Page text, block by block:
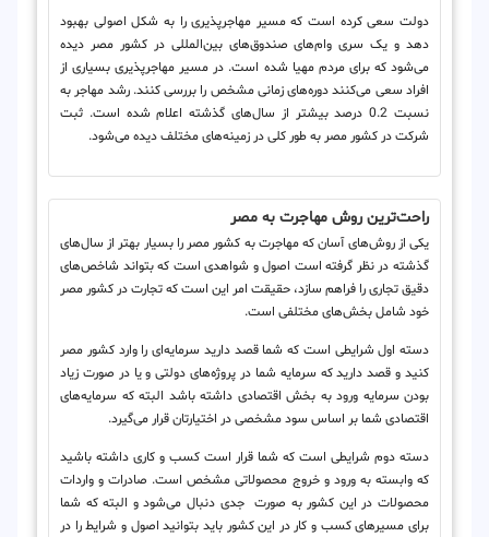
دولت سعی کرده است که مسیر مهاجرپذیری را به شکل اصولی بهبود
دهد و یک سری وام‌های صندوق‌های بین‌المللی در کشور مصر دیده
می‌شود که برای مردم مهیا شده است. در مسیر مهاجرپذیری بسیاری از
افراد سعی می‌کنند دوره‌های زمانی مشخص را بررسی کنند. رشد مهاجر به
نسبت 0.2 درصد بیشتر از سال‌های گذشته اعلام شده است. ثبت
شرکت در کشور مصر به طور کلی در زمینه‌های مختلف دیده می‌شود.
راحت‌ترین روش مهاجرت به مصر
یکی از روش‌های آسان که مهاجرت به کشور مصر را بسیار بهتر از سال‌های
گذشته در نظر گرفته است اصول و شواهدی است که بتواند شاخص‌های
دقیق تجاری را فراهم سازد، حقیقت امر این است که تجارت در کشور مصر
خود شامل بخش‌های مختلفی است.
دسته اول شرایطی است که شما قصد دارید سرمایه‌ای را وارد کشور مصر
کنید و قصد دارید که سرمایه شما در پروژه‌های دولتی و یا در صورت زیاد
بودن سرمایه ورود به بخش اقتصادی داشته باشد البته که سرمایه‌های
اقتصادی شما بر اساس سود مشخصی در اختیارتان قرار می‌گیرد.
دسته دوم شرایطی است که شما قرار است کسب و کاری داشته باشید
که وابسته به ورود و خروج محصولاتی مشخص است. صادرات و واردات
محصولات در این کشور به صورت جدی دنبال می‌شود و البته که شما
برای مسیر‌های کسب و کار در این کشور باید بتوانید اصول و شرایط را در